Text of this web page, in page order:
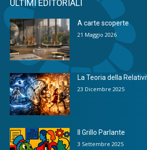
ULTIMI EDITORIALI
A carte scoperte
21 Maggio 2026
La Teoria della
23 Dicembre 2025
Il Grillo Parlante
3 Settembre 2025